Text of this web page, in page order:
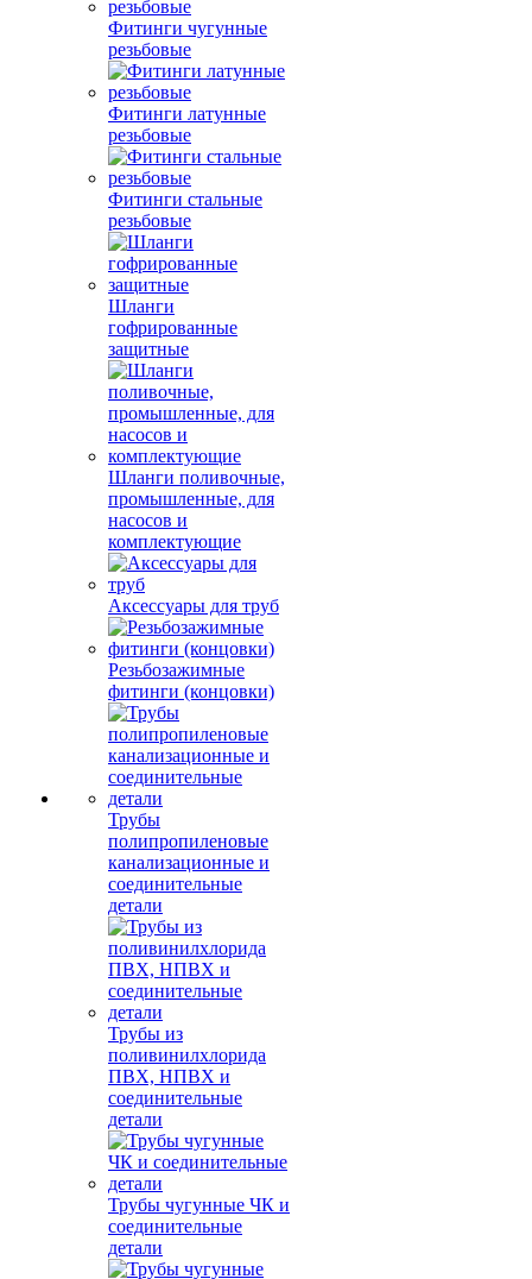
Фитинги чугунные
резьбовые
Фитинги латунные
резьбовые
Фитинги стальные
резьбовые
Шланги
гофрированные
защитные
Шланги поливочные,
промышленные, для
насосов и
комплектующие
Аксессуары для труб
Резьбозажимные
фитинги (концовки)
Трубы
полипропиленовые
канализационные и
соединительные
детали
Трубы из
поливинилхлорида
ПВХ, НПВХ и
соединительные
детали
Трубы чугунные ЧК и
соединительные
детали